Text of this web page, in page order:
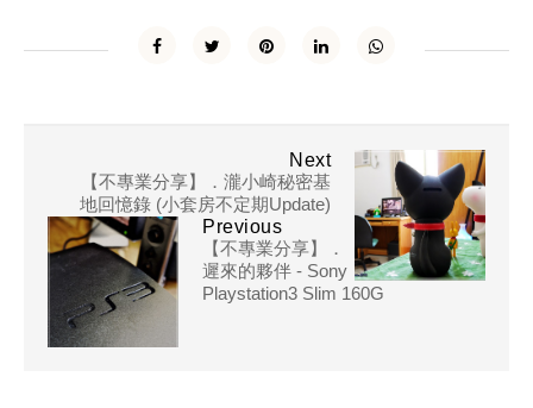
Next
【不專業分享】．瀧小崎秘密基
地回憶錄 (小套房不定期Update)
Previous
【不專業分享】．
遲來的夥伴 - Sony
Playstation3 Slim 160G